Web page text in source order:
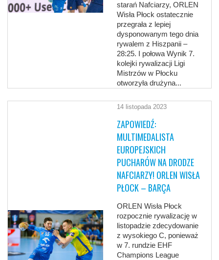
starań Nafciarzy, ORLEN
Wisła Płock ostatecznie
przegrała z lepiej
dysponowanym tego dnia
rywalem z Hiszpanii –
28:25. I połowa Wynik 7.
kolejki rywalizacji Ligi
Mistrzów w Płocku
otworzyła drużyna...
14 listopada 2023
ZAPOWIEDŹ:
MULTIMEDALISTA
EUROPEJSKICH
PUCHARÓW NA DRODZE
NAFCIARZY! ORLEN WISŁA
PŁOCK – BARÇA
ORLEN Wisła Płock
rozpocznie rywalizację w
listopadzie zdecydowanie
z wysokiego C, ponieważ
w 7. rundzie EHF
Champions League